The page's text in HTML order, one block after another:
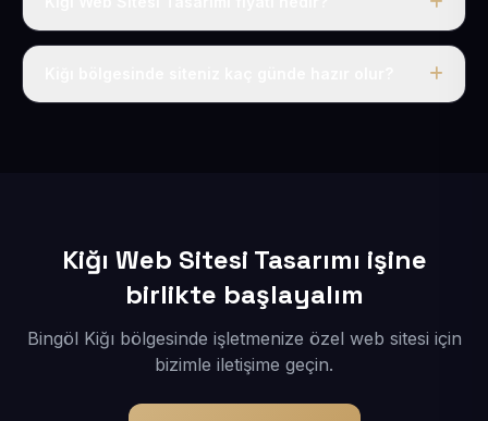
Tek fiyat uygulanır: yıllık 50 USD + KDV. Bu bedele alan
Kiğı Web Sitesi Tasarımı işine
birlikte başlayalım
Bingöl Kiğı bölgesinde işletmenize özel web sitesi için
bizimle iletişime geçin.